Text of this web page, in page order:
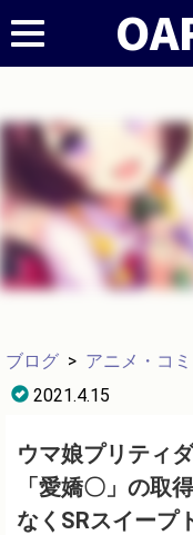
ブログ > アニメ・コ
2021.4.15
ウマ娘プリティ
「愛嬌〇」の取
なくSRスイープ